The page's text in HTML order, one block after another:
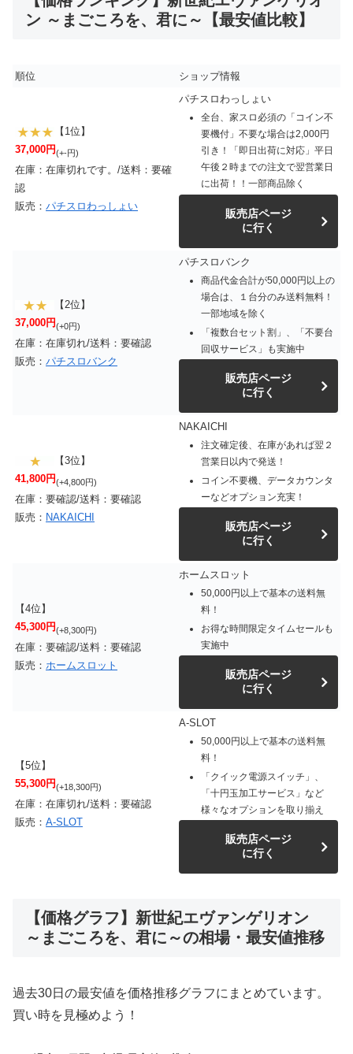
ン ～まごころを、君に～【最安値比較】
順位 ショップ情報
【1位】
37,000円(+-円)
在庫：在庫切れです。/送料：要確
認
販売： パチスロわっしょい
パチスロわっしょい
全台、家スロ必須の「コイン不
要機付」不要な場合は2,000円
引き！「即日出荷に対応」平日
午後２時までの注文で翌営業日
に出荷！！一部商品除く
販売店ページ
に行く
【2位】
37,000円(+0円)
在庫：在庫切れ/送料：要確認
販売： パチスロバンク
パチスロバンク
商品代金合計が50,000円以上の
場合は、１台分のみ送料無料！
一部地域を除く
「複数台セット割」、「不要台
回収サービス」も実施中
販売店ページ
に行く
【3位】
41,800円(+4,800円)
在庫：要確認/送料：要確認
販売： NAKAICHI
NAKAICHI
注文確定後、在庫があれば翌２
営業日以内で発送！
コイン不要機、データカウンタ
ーなどオプション充実！
販売店ページ
に行く
【4位】
45,300円(+8,300円)
在庫：要確認/送料：要確認
販売： ホームスロット
ホームスロット
50,000円以上で基本の送料無
料！
お得な時間限定タイムセールも
実施中
販売店ページ
に行く
【5位】
55,300円(+18,300円)
在庫：在庫切れ/送料：要確認
販売： A-SLOT
A-SLOT
50,000円以上で基本の送料無
料！
「クイック電源スイッチ」、
「十円玉加工サービス」など
様々なオプションを取り揃え
販売店ページ
に行く